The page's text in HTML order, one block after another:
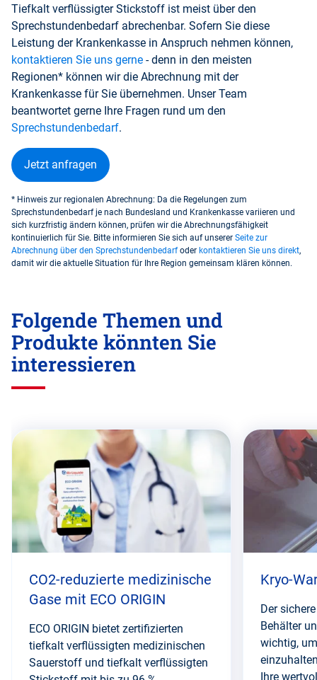
Tiefkalt verflüssigter Stickstoff ist meist über den
Sprechstundenbedarf abrechenbar. Sofern Sie diese
Leistung der Krankenkasse in Anspruch nehmen können,
kontaktieren Sie uns gerne - denn in den meisten
Regionen* können wir die Abrechnung mit der
Krankenkasse für Sie übernehmen. Unser Team
beantwortet gerne Ihre Fragen rund um den
Sprechstundenbedarf.
Jetzt anfragen
* Hinweis zur regionalen Abrechnung: Da die Regelungen zum
Sprechstundenbedarf je nach Bundesland und Krankenkasse variieren und
sich kurzfristig ändern können, prüfen wir die Abrechnungsfähigkeit
kontinuierlich für Sie. Bitte informieren Sie sich auf unserer Seite zur
Abrechnung über den Sprechstundenbedarfoder kontaktieren Sie uns direkt,
damit wir die aktuelle Situation für Ihre Region gemeinsam klären können.
Folgende Themen und
Produkte könnten Sie
interessieren
Abschnitt
überspringen
CO2-reduzierte medizinische
Gase mit ECO ORIGIN
ECO ORIGIN bietet zertifizierten
tiefkalt verflüssigten medizinischen
Sauerstoff und tiefkalt verflüssigten
Kryo-
Der
Behälter
wichtig,
Ihre